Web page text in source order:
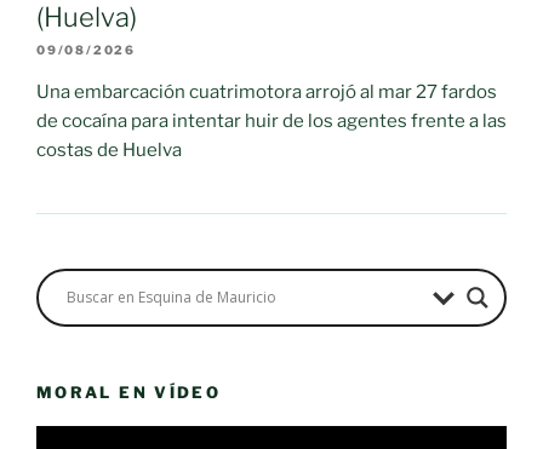
(Huelva)
09/08/2026
Una embarcación cuatrimotora arrojó al mar 27 fardos
de cocaína para intentar huir de los agentes frente a las
costas de Huelva
MORAL EN VÍDEO